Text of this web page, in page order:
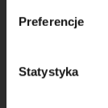
prywatności.
Preferencje
Statystyka